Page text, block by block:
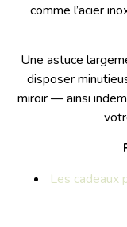
comme l’acier
Une astuce
disposer
miroir — ainsi
Les cadeaux